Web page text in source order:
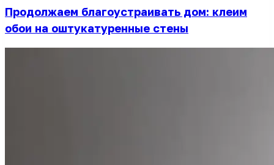
Продолжаем благоустраивать дом: клеим
обои на оштукатуренные стены